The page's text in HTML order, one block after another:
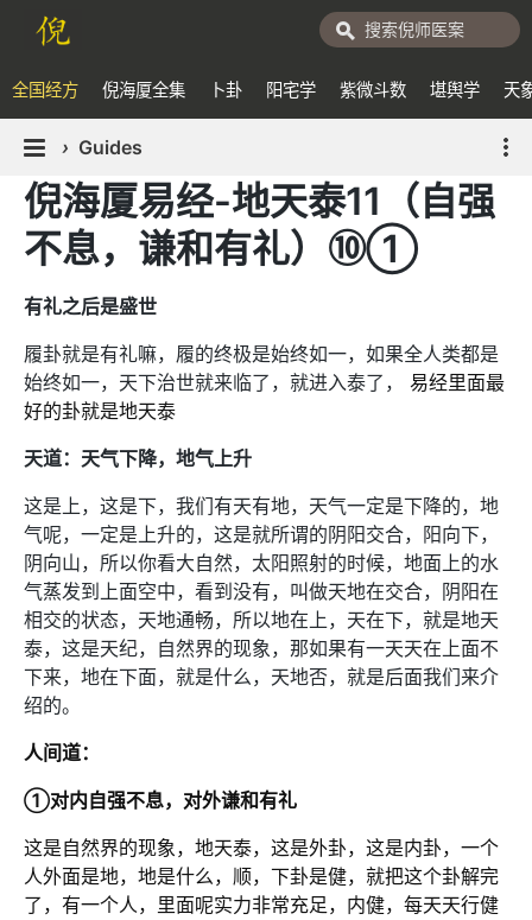
全国经方 倪海厦全集 卜卦 阳宅学 紫微斗数 堪舆学 天
› Guides
倪海厦易经-地天泰11（自强
不息，谦和有礼）⑩①
有礼之后是盛世
履卦就是有礼嘛，履的终极是始终如一，如果全人类都是
始终如一，天下治世就来临了，就进入泰了， 易经里面最
好的卦就是地天泰
天道：天气下降，地气上升
这是上，这是下，我们有天有地，天气一定是下降的，地
气呢，一定是上升的，这是就所谓的阴阳交合，阳向下，
阴向山，所以你看大自然，太阳照射的时候，地面上的水
气蒸发到上面空中，看到没有，叫做天地在交合，阴阳在
相交的状态，天地通畅，所以地在上，天在下，就是地天
泰，这是天纪，自然界的现象，那如果有一天天在上面不
下来，地在下面，就是什么，天地否，就是后面我们来介
绍的。
人间道：
①对内自强不息，对外谦和有礼
这是自然界的现象，地天泰，这是外卦，这是内卦，一个
人外面是地，地是什么，顺，下卦是健，就把这个卦解完
了，有一个人，里面呢实力非常充足，内健，每天天行健